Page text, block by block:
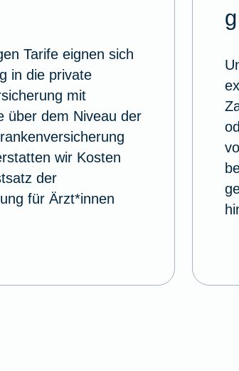
Tarife eignen sich
in die private
mit
über dem Niveau der
wir Kosten
der
für Ärzt*innen
g